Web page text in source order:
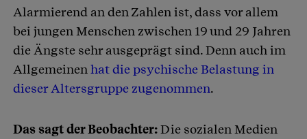
Alarmierend an den Zahlen ist, dass vor allem
bei jungen Menschen zwischen 19 und 29 Jahren
die Ängste sehr ausgeprägt sind. Denn auch im
Allgemeinenhat die psychische Belastung in
dieser Altersgruppe zugenommen.
Das sagt der Beobachter:Die sozialen Medien